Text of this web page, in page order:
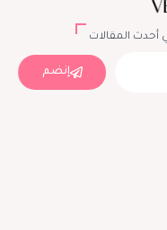
أحدث المقالات
إنضم